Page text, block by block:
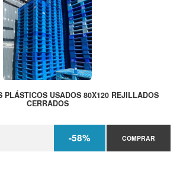
PLÁSTICOS USADOS 80X120 REJILLADOS
CERRADOS
-58% COMPRAR